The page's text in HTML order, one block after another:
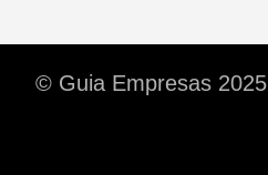
© Guia Empresas 2025